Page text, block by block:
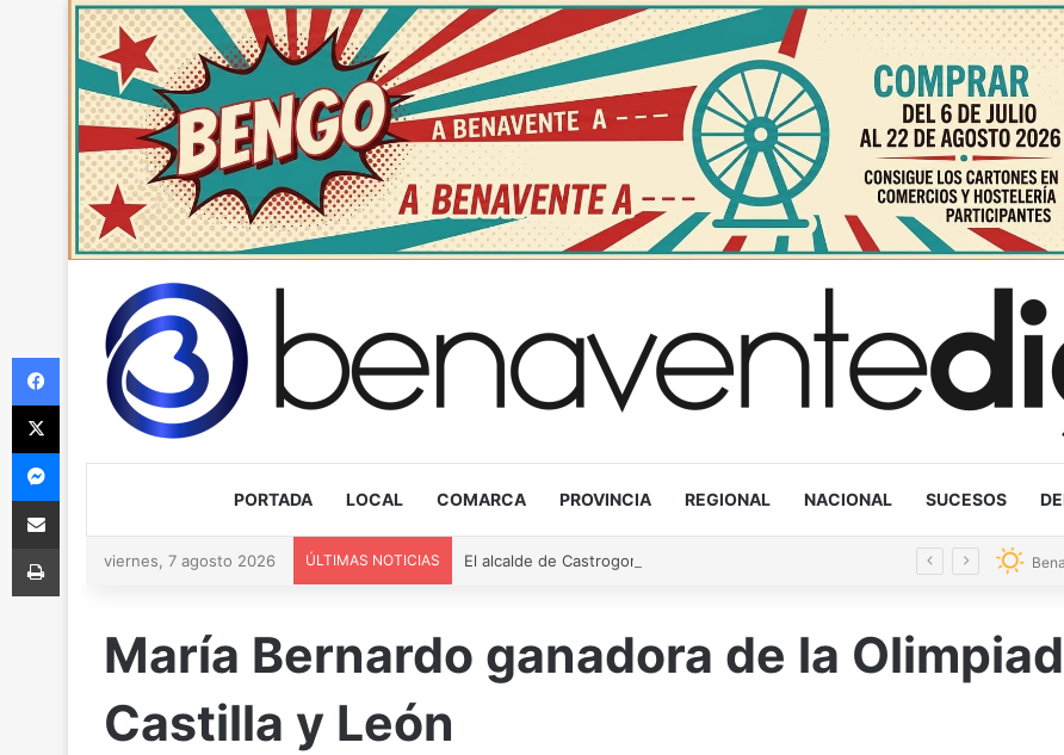
PORTADA LOCAL COMARCA PROVINCIA REGIONAL NACIONAL SUCESOS
viernes, 7 agosto 2026 ÚLTIMAS NOTICIAS
María Bernardo ganadora de la
Castilla y León
Facebook